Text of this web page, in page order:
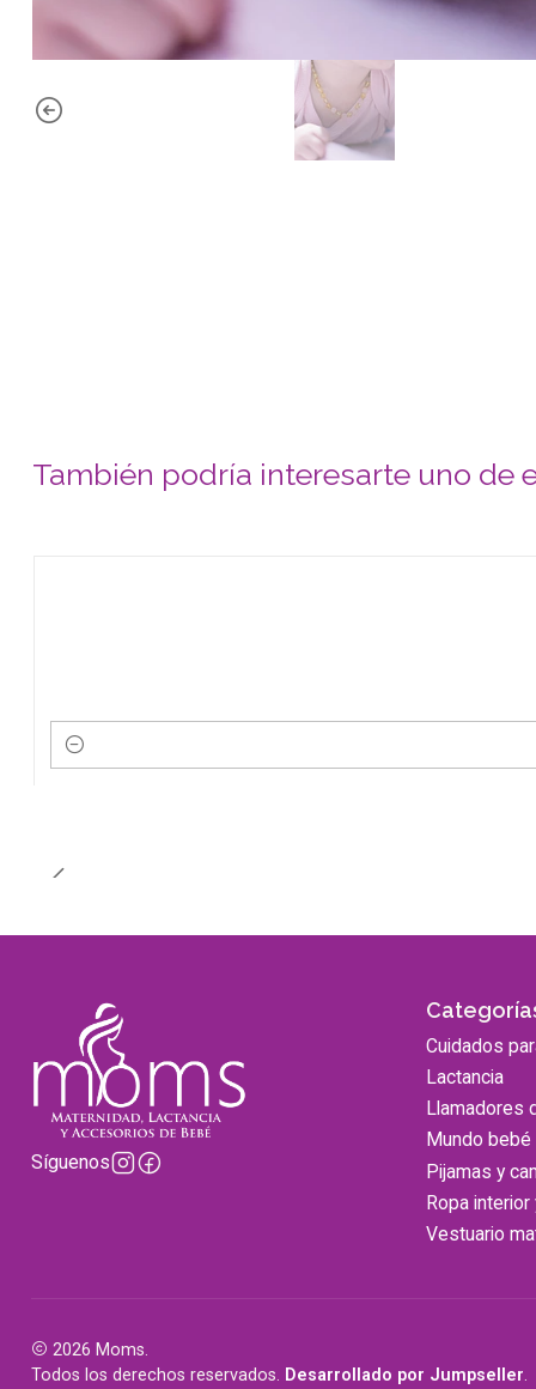
También podría interesarte uno de
Cantidad
Síguenos
Cuidados
Lactancia
Llamadores
Mundo bebé
Pijamas y
Ropa interior
Vestuario
2026 Moms.
Todos los derechos reservados. Desarrollado por Jumpseller.